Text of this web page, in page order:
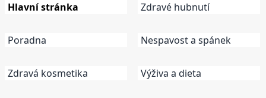
Hlavní stránka
Poradna
Zdravá kosmetika
Zdravé hubnutí
Nespavost a spánek
Výživa a dieta